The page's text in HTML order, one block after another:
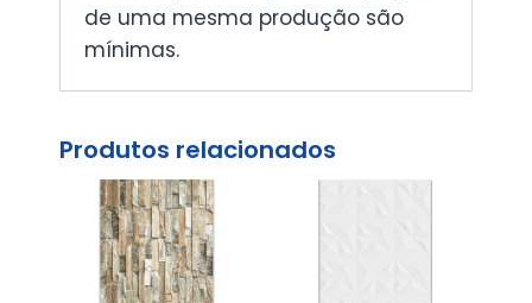
de uma mesma produção são
mínimas.
Produtos relacionados